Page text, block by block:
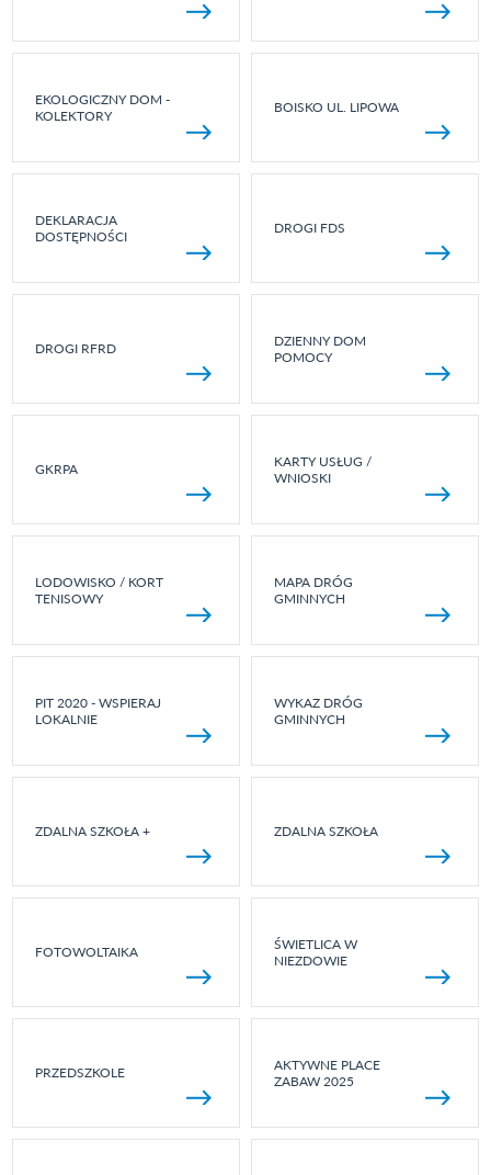
EKOLOGICZNY DOM -
KOLEKTORY
BOISKO UL. LIPOWA
DEKLARACJA
DOSTĘPNOŚCI
DROGI FDS
DROGI RFRD
DZIENNY DOM
POMOCY
GKRPA
KARTY USŁUG /
WNIOSKI
LODOWISKO / KORT
TENISOWY
MAPA DRÓG
GMINNYCH
PIT 2020 - WSPIERAJ
LOKALNIE
WYKAZ DRÓG
GMINNYCH
ZDALNA SZKOŁA + ZDALNA SZKOŁA
FOTOWOLTAIKA
ŚWIETLICA W
NIEZDOWIE
PRZEDSZKOLE
AKTYWNE PLACE
ZABAW 2025